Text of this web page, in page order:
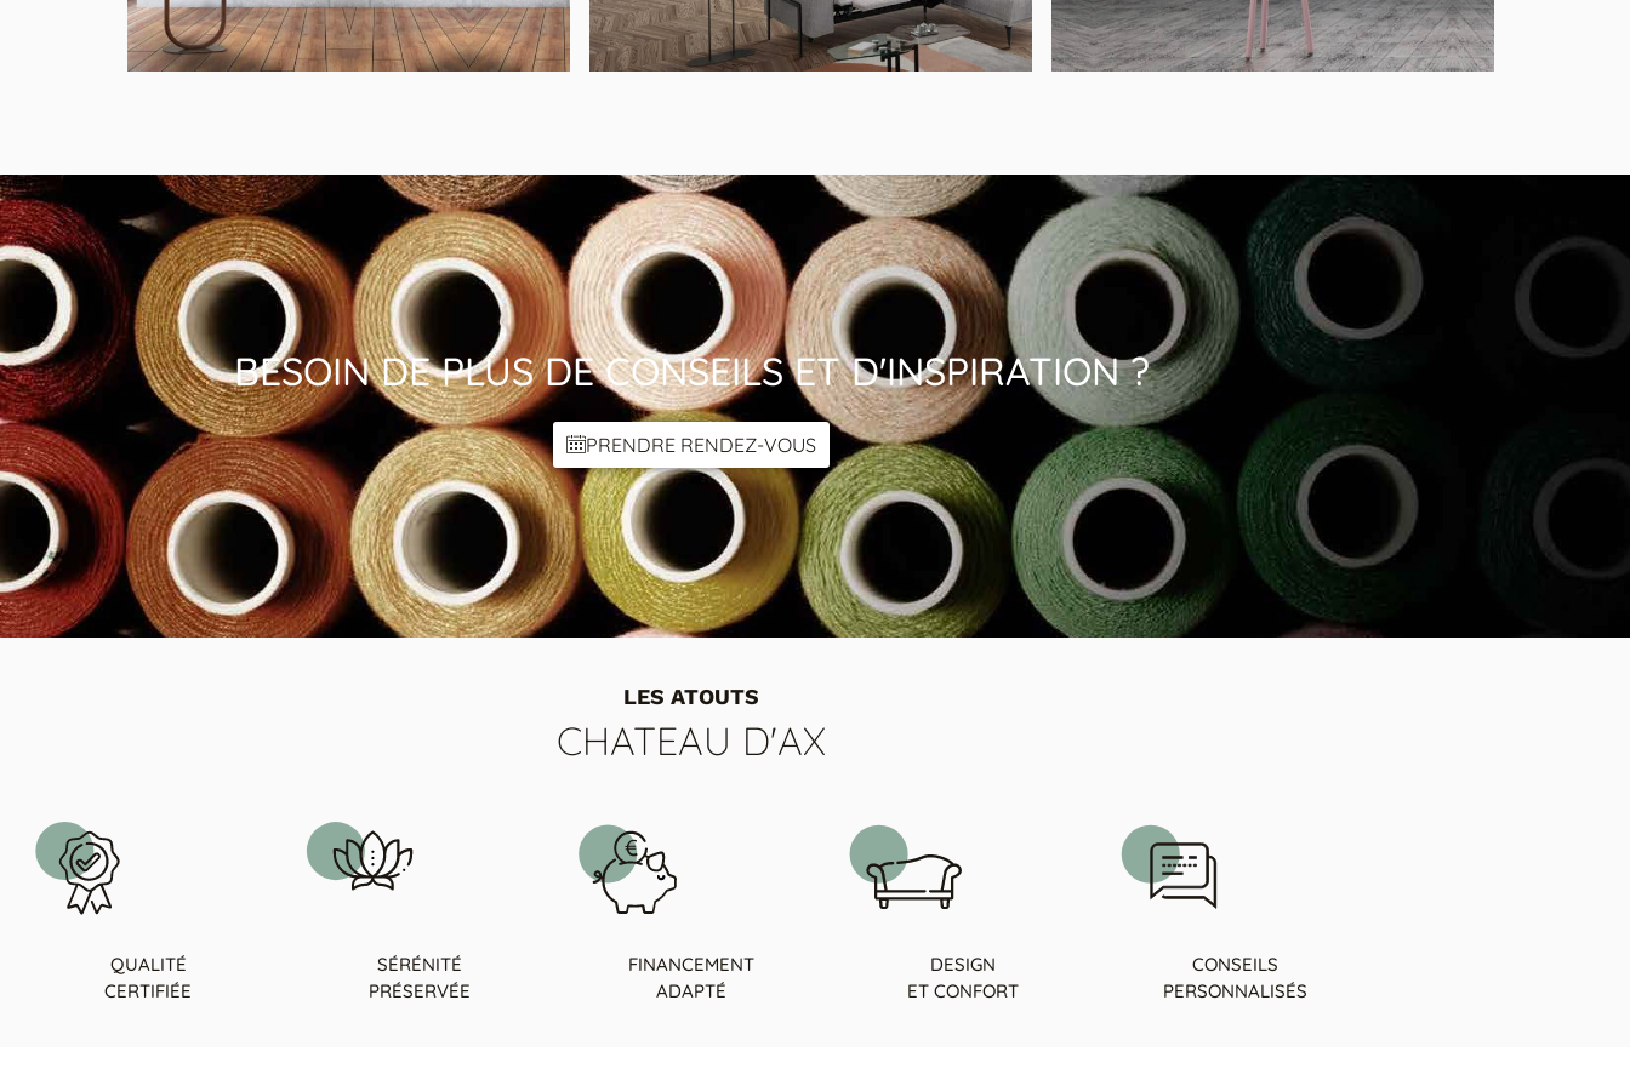
Lampadaire Design en Bois
MODÈLE LERIA
Lampadaire en Bois Naturel
BESOIN DE PLUS DE CONSEILS ET D'INSPIRATION ?
PRENDRE RENDEZ-VOUS
LES ATOUTS
CHATEAU D'AX
QUALITÉ
CERTIFIÉE
SÉRÉNITÉ
PRÉSERVÉE
FINANCEMENT
ADAPTÉ
DESIGN
ET CONFORT
CONSEILS
PERSONNALISÉS